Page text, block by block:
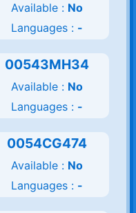
Available : No
Languages : -
00543MH34
Available : No
Languages : -
0054CG474
Available : No
Languages : -